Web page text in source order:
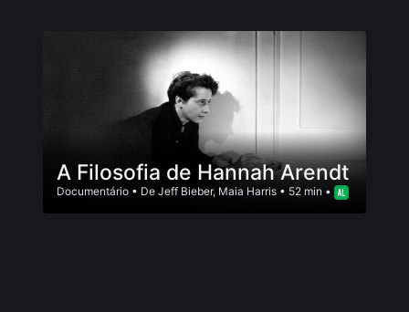
A Filosofia de Hannah Arendt
Documentário • De Jeff Bieber, Maia Harris • 52 min •